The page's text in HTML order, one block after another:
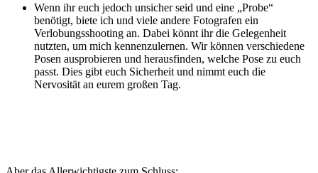
Wenn ihr euch jedoch unsicher seid und eine „Probe“
benötigt, biete ich und viele andere Fotografen ein
Verlobungsshooting an. Dabei könnt ihr die Gelegenheit
nutzten, um mich kennenzulernen. Wir können verschiedene
Posen ausprobieren und herausfinden, welche Pose zu euch
passt. Dies gibt euch Sicherheit und nimmt euch die
Nervosität an eurem großen Tag.